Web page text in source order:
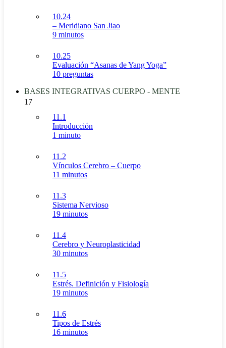
10.24
– Meridiano San Jiao
9 minutos
10.25
Evaluación “Asanas de Yang Yoga”
10 preguntas
BASES INTEGRATIVAS CUERPO - MENTE
17
11.1
Introducción
1 minuto
11.2
Vínculos Cerebro – Cuerpo
11 minutos
11.3
Sistema Nervioso
19 minutos
11.4
Cerebro y Neuroplasticidad
30 minutos
11.5
Estrés. Definición y Fisiología
19 minutos
11.6
Tipos de Estrés
16 minutos